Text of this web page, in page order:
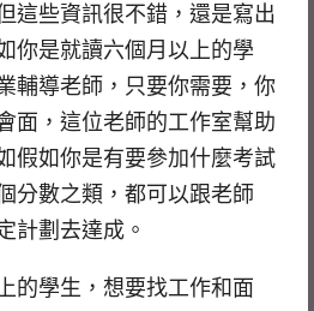
這些資訊很不錯，還是寫出
你是就讀六個月以上的學
輔導老師，只要你需要，你
面，這位老師的工作室幫助
假如你是有要參加什麼考試
分數之類，都可以跟老師
計劃去達成。
的學生，想要找工作和面